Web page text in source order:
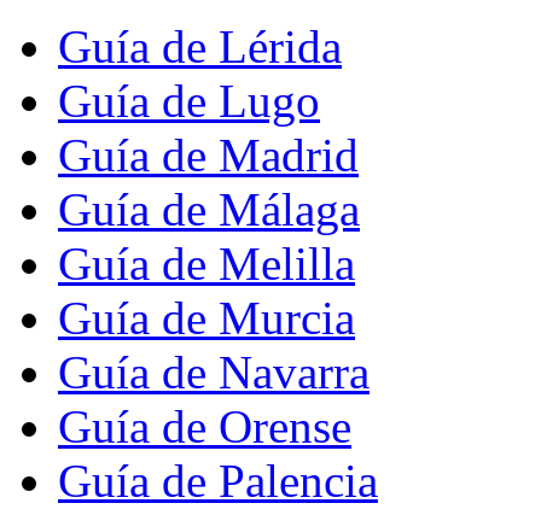
Guía de Lérida
Guía de Lugo
Guía de Madrid
Guía de Málaga
Guía de Melilla
Guía de Murcia
Guía de Navarra
Guía de Orense
Guía de Palencia